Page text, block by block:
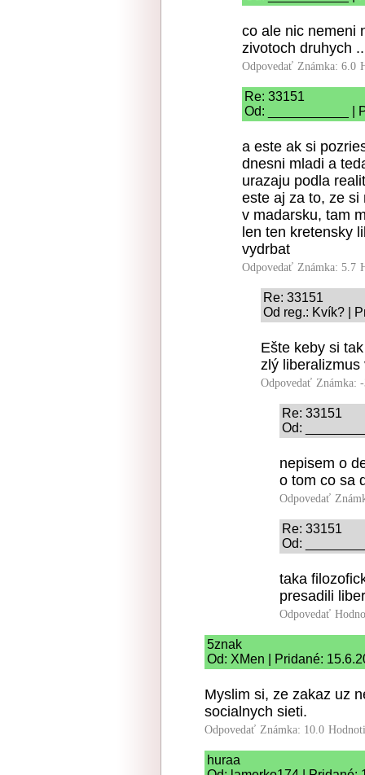
co ale nic nemeni
zivotoch druhych
Odpovedať Známka: 6.0
Re: 33151
Od: ___________ |
a este ak si
dnesni mladi a
urazaju podla
este aj za to, ze si
v madarsku, tam
len ten kretensky
vydrbat
Odpovedať Známka: 5.7
Re: 33151
Od reg.: Kvík? |
Ešte keby si
zlý
Odpovedať Známka:
Re: 33151
Od:
nepisem o
o tom co sa
Odpovedať
Re: 33151
Od:
taka
presadili
Odpovedať
5znak
Od: XMen | Pridané:
Myslim si, ze zakaz uz
socialnych sieti.
Odpovedať Známka: 10.0
huraa